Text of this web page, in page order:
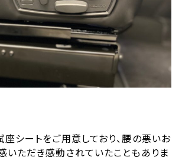
シートをご用意しており、腰の悪いお
いただき感動されていたこともありま